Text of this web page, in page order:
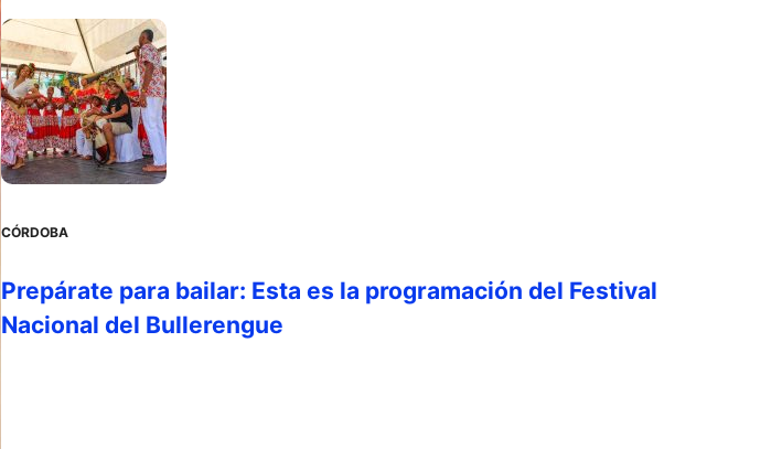
CÓRDOBA
Prepárate para bailar: Esta es la programación del Festival
Nacional del Bullerengue